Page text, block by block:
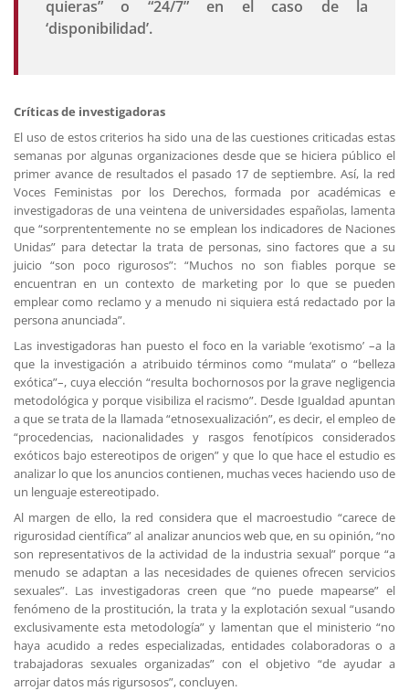
quieras” o “24/7” en el caso de la
‘disponibilidad’.
Críticas de investigadoras
El uso de estos criterios ha sido una de las cuestiones criticadas estas
semanas por algunas organizaciones desde que se hiciera público el
primer avance de resultados el pasado 17 de septiembre. Así, la red
Voces Feministas por los Derechos, formada por académicas e
investigadoras de una veintena de universidades españolas, lamenta
que “sorprententemente no se emplean los indicadores de Naciones
Unidas” para detectar la trata de personas, sino factores que a su
juicio “son poco rigurosos”: “Muchos no son fiables porque se
encuentran en un contexto de marketing por lo que se pueden
emplear como reclamo y a menudo ni siquiera está redactado por la
persona anunciada”.
Las investigadoras han puesto el foco en la variable ‘exotismo’ –a la
que la investigación a atribuido términos como “mulata” o “belleza
exótica”–, cuya elección “resulta bochornosos por la grave negligencia
metodológica y porque visibiliza el racismo”. Desde Igualdad apuntan
a que se trata de la llamada “etnosexualización”, es decir, el empleo de
“procedencias, nacionalidades y rasgos fenotípicos considerados
exóticos bajo estereotipos de origen” y que lo que hace el estudio es
analizar lo que los anuncios contienen, muchas veces haciendo uso de
un lenguaje estereotipado.
Al margen de ello, la red considera que el macroestudio “carece de
rigurosidad científica” al analizar anuncios web que, en su opinión, “no
son representativos de la actividad de la industria sexual” porque “a
menudo se adaptan a las necesidades de quienes ofrecen servicios
sexuales”. Las investigadoras creen que “no puede mapearse” el
fenómeno de la prostitución, la trata y la explotación sexual “usando
exclusivamente esta metodología” y lamentan que el ministerio “no
haya acudido a redes especializadas, entidades colaboradoras o a
trabajadoras sexuales organizadas” con el objetivo “de ayudar a
arrojar datos más rigursosos”, concluyen.